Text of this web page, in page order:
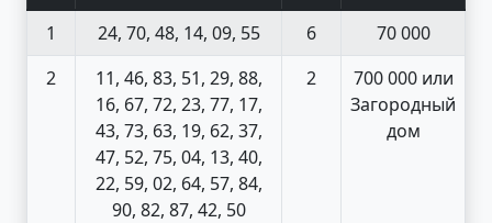
1
24, 70, 48, 14, 09, 55 6
70 000
2
11, 46, 83, 51, 29, 88,
16, 67, 72, 23, 77, 17,
43, 73, 63, 19, 62, 37,
47, 52, 75, 04, 13, 40,
22, 59, 02, 64, 57, 84,
90, 82, 87, 42, 50
2
700 000 или
Загородный
дом